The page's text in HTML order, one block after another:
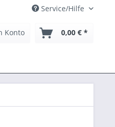
Service/Hilfe
Konto 0,00 € *